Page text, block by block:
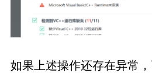
如果上述操作还存在异常